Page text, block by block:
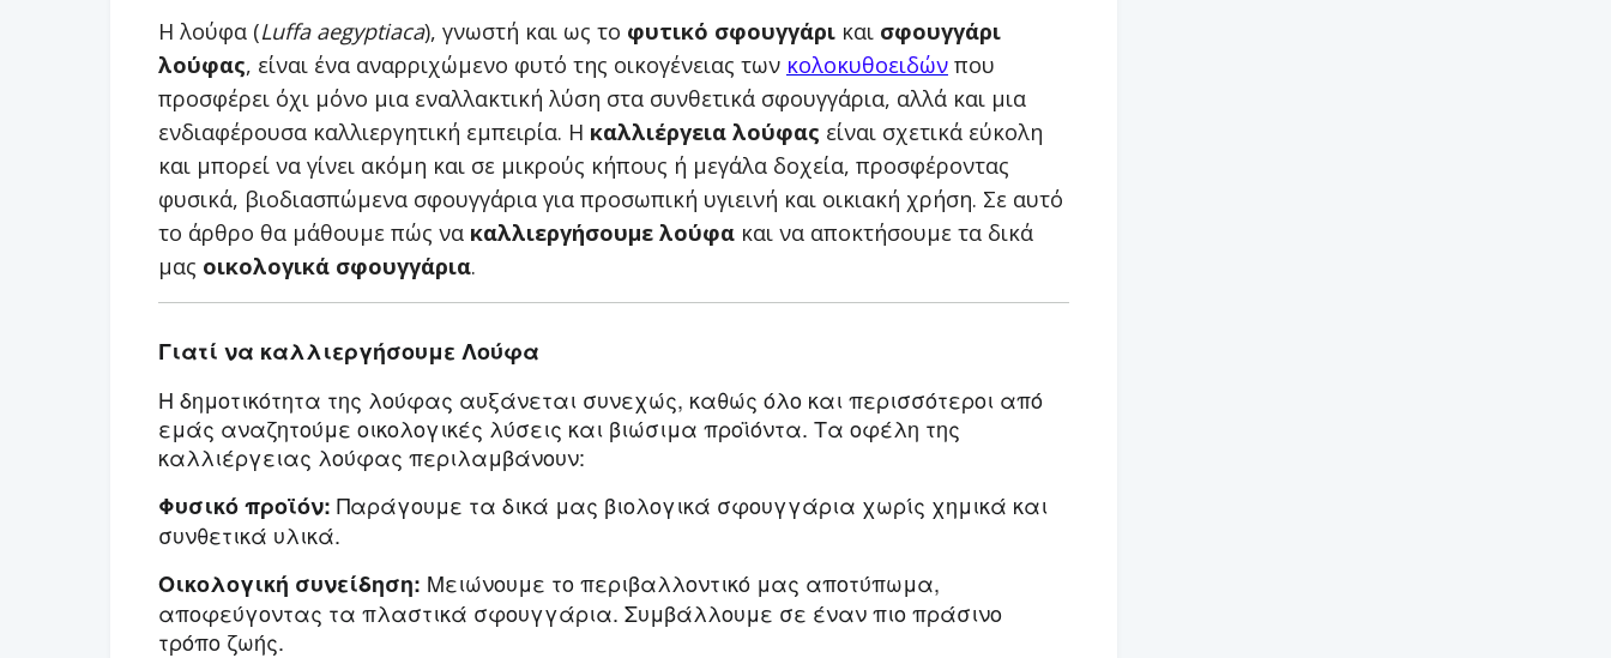
Η λούφα (Luffa aegyptiaca), γνωστή και ως το φυτικό σφουγγάρι και σφουγγάρι
λούφας, είναι ένα αναρριχώμενο φυτό της οικογένειας των κολοκυθοειδών που
προσφέρει όχι μόνο μια εναλλακτική λύση στα συνθετικά σφουγγάρια, αλλά και μια
ενδιαφέρουσα καλλιεργητική εμπειρία. Η καλλιέργεια λούφας είναι σχετικά εύκολη
και μπορεί να γίνει ακόμη και σε μικρούς κήπους ή μεγάλα δοχεία, προσφέροντας
φυσικά, βιοδιασπώμενα σφουγγάρια για προσωπική υγιεινή και οικιακή χρήση. Σε αυτό
το άρθρο θα μάθουμε πώς να καλλιεργήσουμε λούφα και να αποκτήσουμε τα δικά
μας οικολογικά σφουγγάρια.
Γιατί να καλλιεργήσουμε Λούφα
Η δημοτικότητα της λούφας αυξάνεται συνεχώς, καθώς όλο και περισσότεροι από
εμάς αναζητούμε οικολογικές λύσεις και βιώσιμα προϊόντα. Τα οφέλη της
καλλιέργειας λούφας περιλαμβάνουν:
Φυσικό προϊόν: Παράγουμε τα δικά μας βιολογικά σφουγγάρια χωρίς χημικά και
συνθετικά υλικά.
Οικολογική συνείδηση: Μειώνουμε το περιβαλλοντικό μας αποτύπωμα,
αποφεύγοντας τα πλαστικά σφουγγάρια. Συμβάλλουμε σε έναν πιο πράσινο
τρόπο ζωής.